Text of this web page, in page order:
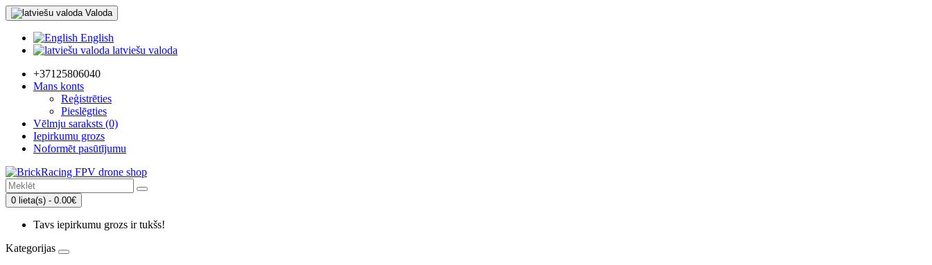
Valoda
English
latviešu valoda
+37125806040
Mans konts
Reģistrēties
Pieslēgties
Vēlmju saraksts (0)
Iepirkumu grozs
Noformēt pasūtījumu
0 lieta(s) - 0.00€
Tavs iepirkumu grozs ir tukšs!
Kategorijas